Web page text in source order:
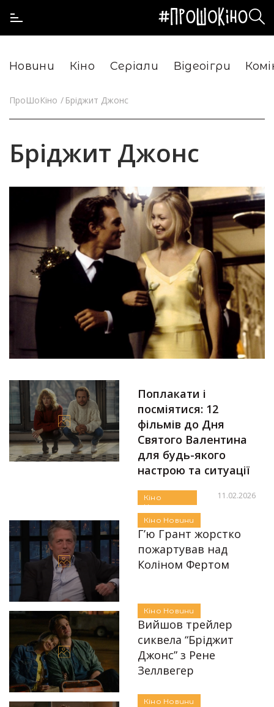
Новини Кіно Серіали Відеоігри
ПроШоКіно Бріджит Джонс
Бріджит Джонс
Кіно
Новини
Поплакати і
посміятися: 12
фільмів до Дня
Святого Валентина
для будь-якого
настрою та ситуації
11.02.2026
Кіно Новини
Г’ю Грант жорстко
пожартував над
Коліном Фертом
Кіно Новини
Вийшов трейлер
сиквела “Бріджит
Джонс” з Рене
Зеллвегер
Єгор Бунін
Кіно Новини